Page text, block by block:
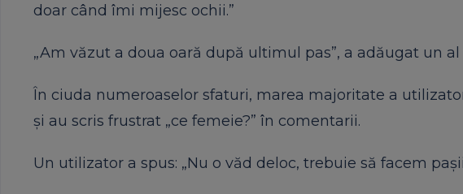
doar când îmi mijesc ochii.”
„Am văzut a doua oară după ultimul pas”, a adăugat un al
În ciuda numeroaselor sfaturi, marea majoritate a
și au scris frustrat „ce femeie?” în comentarii.
Un utilizator a spus: „Nu o văd deloc, trebuie să facem